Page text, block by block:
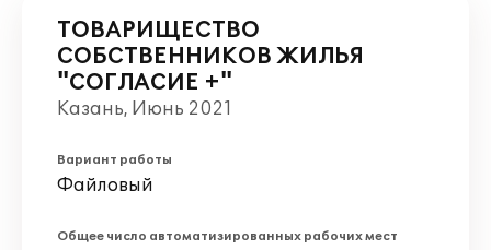
ТОВАРИЩЕСТВО
СОБСТВЕННИКОВ ЖИЛЬЯ
"СОГЛАСИЕ +"
Казань, Июнь 2021
Вариант работы
Файловый
Общее число автоматизированных рабочих мест